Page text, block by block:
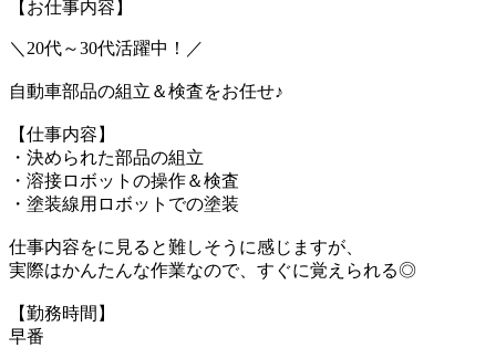
【お仕事内容】
＼20代～30代活躍中！／
自動車部品の組立＆検査をお任せ♪
【仕事内容】
・決められた部品の組立
・溶接ロボットの操作＆検査
・塗装線用ロボットでの塗装
仕事内容をに見ると難しそうに感じますが、
実際はかんたんな作業なので、すぐに覚えられる◎
【勤務時間】
早番